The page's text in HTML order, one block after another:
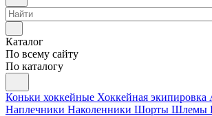
Каталог
По всему сайту
По каталогу
Коньки хоккейные Хоккейная экипировка
Наплечники Наколенники Шорты Шлемы